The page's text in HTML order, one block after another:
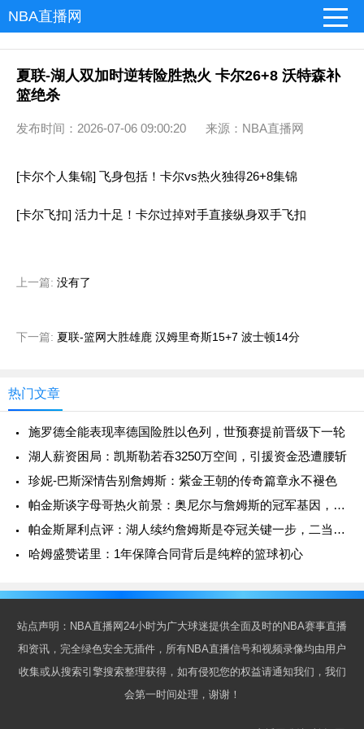
NBA直播网
夏联-湖人双加时逆转险胜热火 卡尔26+8 沃特森补
篮绝杀
发布时间：2026-07-06 09:00:20 来源：NBA直播网
[卡尔个人集锦] 飞身包括！卡尔vs热火独得26+8集锦
[卡尔飞扣] 活力十足！卡尔过掉对手直接纵身双手飞扣
上一篇: 没有了
下一篇: 夏联-篮网大胜雄鹿 汉姆里奇斯15+7 波士顿14分
热门文章
施罗德全能表现率德国险胜以色列，世预赛提前晋级下一轮
湖人薪资困局：凯斯勒若吞3250万空间，引援资金恐遭腰斩
珍妮-巴斯深情告别詹姆斯：紫金王朝的传奇篇章永不褪色
帕金斯谈字母哥热火前景：奥尼尔与詹姆斯的冠军基因，这次能延续吗？
帕金斯犀利点评：湖人续约詹姆斯是夺冠关键一步，二当家地位无可撼动
哈姆盛赞诺里：1年保障合同背后是纯粹的篮球初心
站点声明：NBA直播网24小时为广大球迷提供全面及时的NBA赛事直播
和资讯，完全绿色安全无插件，所有NBA直播信号和视频录像均由用户
收集或从搜索引擎搜索整理获得，如有侵犯您的权益请通知我们，我们
会第一时间处理，谢谢！